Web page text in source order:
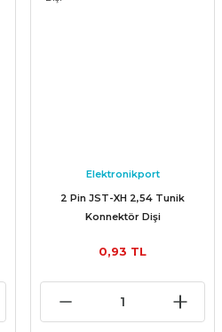
Elektronikport
2 Pin JST-XH 2,54 Tunik
Konnektör Dişi
0,93 TL